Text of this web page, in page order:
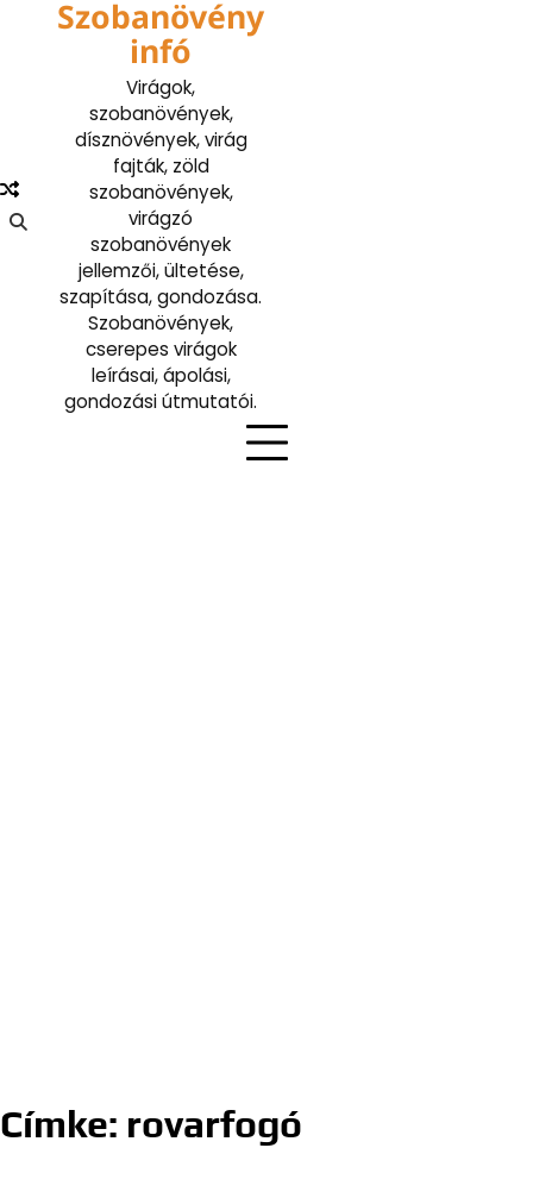
Szobanövény
infó
Virágok,
szobanövények,
dísznövények, virág
fajták, zöld
szobanövények,
virágzó
szobanövények
jellemzői, ültetése,
szapítása, gondozása.
Szobanövények,
cserepes virágok
leírásai, ápolási,
gondozási útmutatói.
Címke: rovarfogó